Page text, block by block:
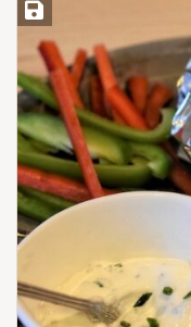
Save Recipe